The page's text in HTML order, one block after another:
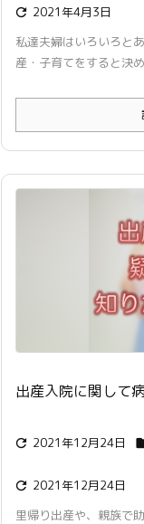
 2021年4月3日
私達夫婦はいろいろと
産・子育てをすると決
出産入院に関して
 2021年12月24日
 2021年12月24日
里帰り出産や、親族で